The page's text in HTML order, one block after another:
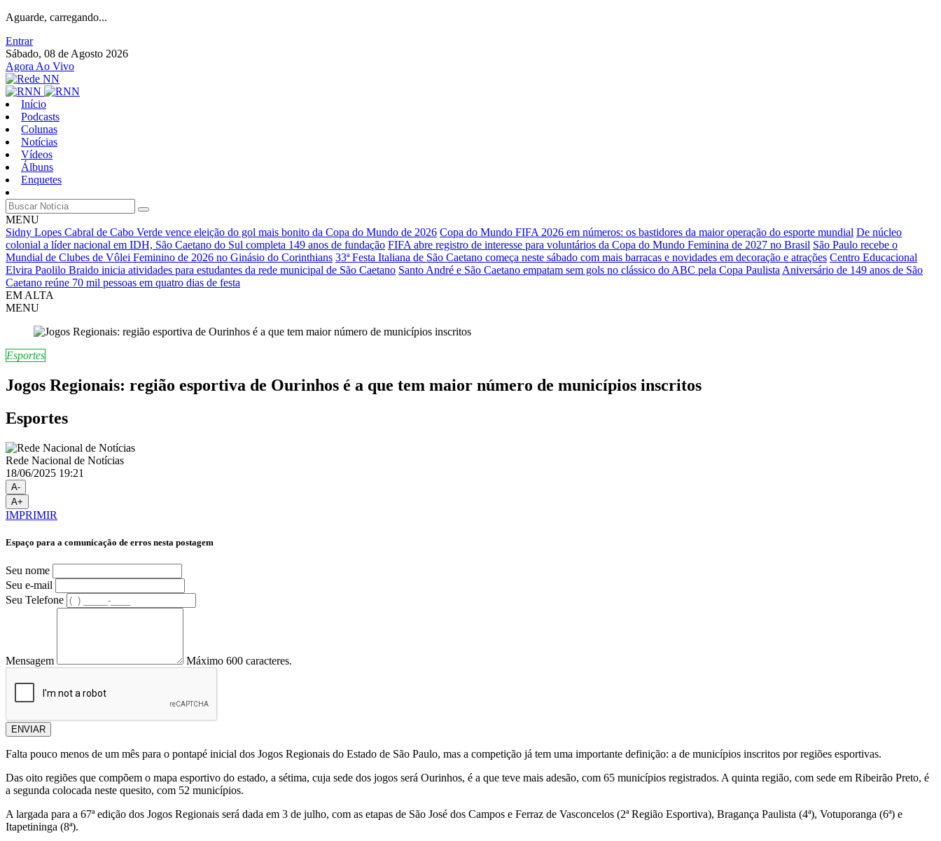
Aguarde, carregando...
Entrar
Sábado, 08 de Agosto 2026
Agora Ao Vivo
Início
Podcasts
Colunas
Notícias
Vídeos
Álbuns
Enquetes
MENU
Sidny Lopes Cabral de Cabo Verde vence eleição do gol mais bonito da Copa do Mundo de 2026 Copa do Mundo FIFA 2026 em números: os bastidores da maior operação do esporte mundial De núcleo
colonial a líder nacional em IDH, São Caetano do Sul completa 149 anos de fundação FIFA abre registro de interesse para voluntários da Copa do Mundo Feminina de 2027 no Brasil São Paulo recebe o
Mundial de Clubes de Vôlei Feminino de 2026 no Ginásio do Corinthians 33ª Festa Italiana de São Caetano começa neste sábado com mais barracas e novidades em decoração e atrações Centro Educacional
Elvira Paolilo Braido inicia atividades para estudantes da rede municipal de São Caetano Santo André e São Caetano empatam sem gols no clássico do ABC pela Copa Paulista Aniversário de 149 anos de São
Caetano reúne 70 mil pessoas em quatro dias de festa
EM ALTA
MENU
Esportes
Jogos Regionais: região esportiva de Ourinhos é a que tem maior número de municípios inscritos
Esportes
Rede Nacional de Notícias
18/06/2025 19:21
A-
A+
IMPRIMIR
Espaço para a comunicação de erros nesta postagem
Seu nome
Seu e-mail
Seu Telefone
Mensagem Máximo 600 caracteres.
ENVIAR
Falta pouco menos de um mês para o pontapé inicial dos Jogos Regionais do Estado de São Paulo, mas a competição já tem uma importante definição: a de municípios inscritos por regiões esportivas.
Das oito regiões que compõem o mapa esportivo do estado, a sétima, cuja sede dos jogos será Ourinhos, é a que teve mais adesão, com 65 municípios registrados. A quinta região, com sede em Ribeirão Preto, é
a segunda colocada neste quesito, com 52 municípios.
A largada para a 67ª edição dos Jogos Regionais será dada em 3 de julho, com as etapas de São José dos Campos e Ferraz de Vasconcelos (2ª Região Esportiva), Bragança Paulista (4ª), Votuporanga (6ª) e
Itapetininga (8ª).